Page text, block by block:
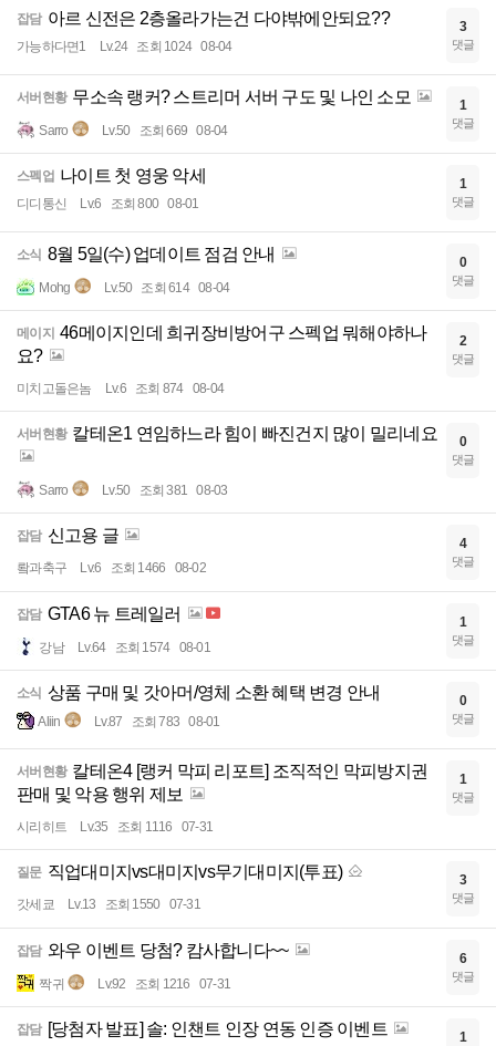
잡담 아르 신전은 2층올라가는건 다야밖에안되요??
가능하다면1 Lv.24 조회 1024 08-04
3
댓글
서버현황 무소속 랭커? 스트리머 서버 구도 및 나인 소모
Sarro Lv.50 조회 669 08-04
1
댓글
스펙업 나이트 첫 영웅 악세
디디통신 Lv.6 조회 800 08-01
1
댓글
소식 8월 5일(수) 업데이트 점검 안내
Mohg Lv.50 조회 614 08-04
0
댓글
메이지 46메이지인데 희귀장비방어구 스펙업 뭐해야하나
요?
미치고돌은놈 Lv.6 조회 874 08-04
2
댓글
서버현황 칼테온1 연임하느라 힘이 빠진건지 많이 밀리네요
Sarro Lv.50 조회 381 08-03
0
댓글
잡담 신고용 글
뢐과축구 Lv.6 조회 1466 08-02
4
댓글
잡담 GTA6 뉴 트레일러
강남 Lv.64 조회 1574 08-01
1
댓글
소식 상품 구매 및 갓아머/영체 소환 혜택 변경 안내
Aliin Lv.87 조회 783 08-01
0
댓글
서버현황 칼테온4 [랭커 막피 리포트] 조직적인 막피방지권
판매 및 악용 행위 제보
시리히트 Lv.35 조회 1116 07-31
1
댓글
질문 직업대미지vs대미지vs무기대미지(투표)
갓세쿄 Lv.13 조회 1550 07-31
3
댓글
잡담 와우 이벤트 당첨? 캄사합니다~~
짝귀 Lv.92 조회 1216 07-31
6
댓글
잡담 [당첨자 발표] 솔: 인챈트 인장 연동 인증 이벤트 1